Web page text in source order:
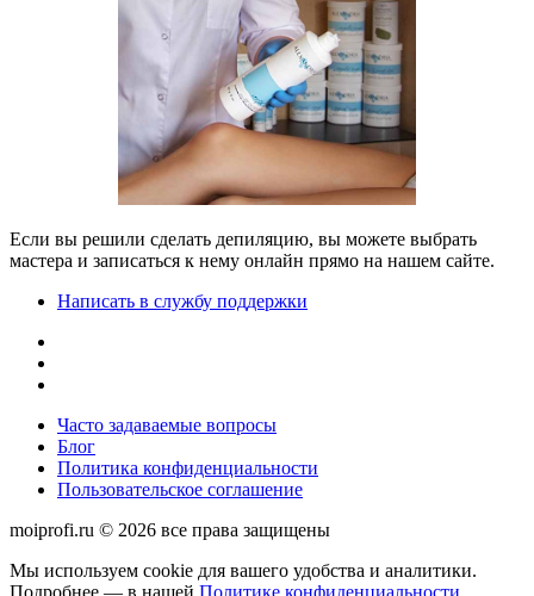
Если вы решили сделать депиляцию, вы можете выбрать
мастера и записаться к нему онлайн прямо на нашем сайте.
Написать в службу поддержки
Часто задаваемые вопросы
Блог
Политика конфиденциальности
Пользовательское соглашение
moiprofi.ru © 2026 все права защищены
Мы используем cookie для вашего удобства и аналитики.